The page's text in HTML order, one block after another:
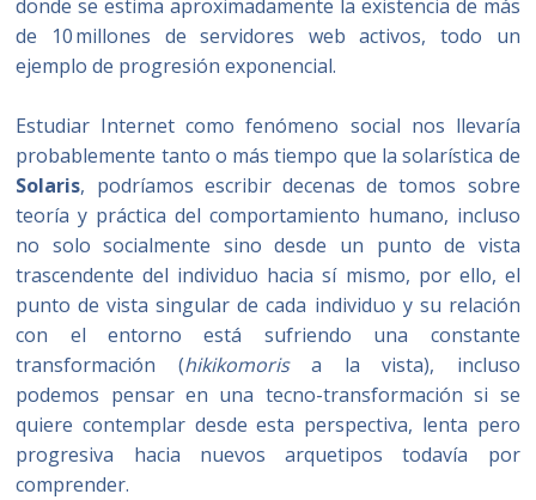
donde se estima aproximadamente la existencia de más
de 10 millones de servidores web activos, todo un
ejemplo de progresión exponencial.
Estudiar Internet como fenómeno social nos llevaría
probablemente tanto o más tiempo que la solarística de
Solaris, podríamos escribir decenas de tomos sobre
teoría y práctica del comportamiento humano, incluso
no solo socialmente sino desde un punto de vista
trascendente del individuo hacia sí mismo, por ello, el
punto de vista singular de cada individuo y su relación
con el entorno está sufriendo una constante
transformación (hikikomorisa la vista), incluso
podemos pensar en una tecno-transformación si se
quiere contemplar desde esta perspectiva, lenta pero
progresiva hacia nuevos arquetipos todavía por
comprender.